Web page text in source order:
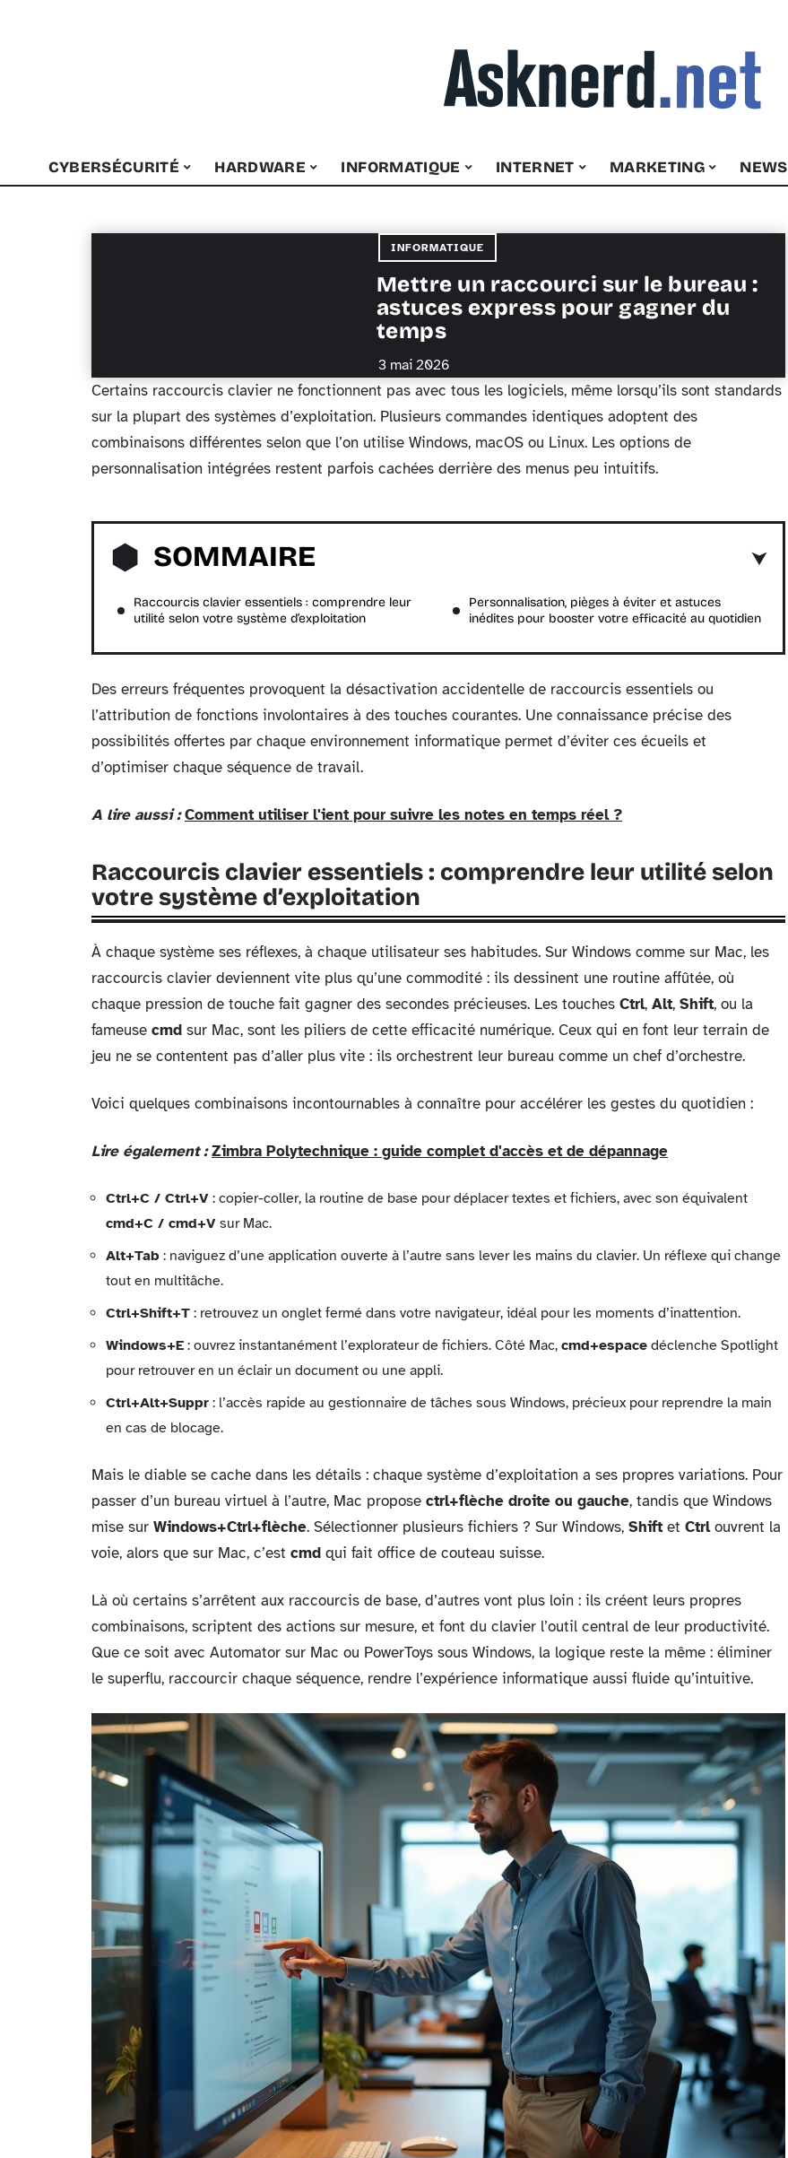
CYBERSÉCURITÉ HARDWARE INFORMATIQUE INTERNET MARKETING NEWS
INFORMATIQUE
Mettre un raccourci sur le bureau :
astuces express pour gagner du
temps
3 mai 2026
Certains raccourcis clavier ne fonctionnent pas avec tous les logiciels, même lorsqu’ils sont standards
sur la plupart des systèmes d’exploitation. Plusieurs commandes identiques adoptent des
combinaisons différentes selon que l’on utilise Windows, macOS ou Linux. Les options de
personnalisation intégrées restent parfois cachées derrière des menus peu intuitifs.
SOMMAIRE
Raccourcis clavier essentiels : comprendre leur
utilité selon votre système d’exploitation
Personnalisation, pièges à éviter et astuces
inédites pour booster votre efficacité au quotidien
Des erreurs fréquentes provoquent la désactivation accidentelle de raccourcis essentiels ou
l’attribution de fonctions involontaires à des touches courantes. Une connaissance précise des
possibilités offertes par chaque environnement informatique permet d’éviter ces écueils et
d’optimiser chaque séquence de travail.
A lire aussi : Comment utiliser l'ient pour suivre les notes en temps réel ?
Raccourcis clavier essentiels : comprendre leur utilité selon
votre système d’exploitation
À chaque système ses réflexes, à chaque utilisateur ses habitudes. Sur Windows comme sur Mac, les
raccourcis clavier deviennent vite plus qu’une commodité : ils dessinent une routine affûtée, où
chaque pression de touche fait gagner des secondes précieuses. Les touches Ctrl, Alt, Shift, ou la
fameuse cmd sur Mac, sont les piliers de cette efficacité numérique. Ceux qui en font leur terrain de
jeu ne se contentent pas d’aller plus vite : ils orchestrent leur bureau comme un chef d’orchestre.
Voici quelques combinaisons incontournables à connaître pour accélérer les gestes du quotidien :
Lire également : Zimbra Polytechnique : guide complet d'accès et de dépannage
Ctrl+C / Ctrl+V : copier-coller, la routine de base pour déplacer textes et fichiers, avec son équivalent
cmd+C / cmd+V sur Mac.
Alt+Tab : naviguez d’une application ouverte à l’autre sans lever les mains du clavier. Un réflexe qui change
tout en multitâche.
Ctrl+Shift+T : retrouvez un onglet fermé dans votre navigateur, idéal pour les moments d’inattention.
Windows+E : ouvrez instantanément l’explorateur de fichiers. Côté Mac, cmd+espace déclenche Spotlight
pour retrouver en un éclair un document ou une appli.
Ctrl+Alt+Suppr : l’accès rapide au gestionnaire de tâches sous Windows, précieux pour reprendre la main
en cas de blocage.
Mais le diable se cache dans les détails : chaque système d’exploitation a ses propres variations. Pour
passer d’un bureau virtuel à l’autre, Mac propose ctrl+flèche droite ou gauche, tandis que Windows
mise sur Windows+Ctrl+flèche. Sélectionner plusieurs fichiers ? Sur Windows, Shift et Ctrlouvrent la
voie, alors que sur Mac, c’est cmd qui fait office de couteau suisse.
Là où certains s’arrêtent aux raccourcis de base, d’autres vont plus loin : ils créent leurs propres
combinaisons, scriptent des actions sur mesure, et font du clavier l’outil central de leur productivité.
Que ce soit avec Automator sur Mac ou PowerToys sous Windows, la logique reste la même : éliminer
le superflu, raccourcir chaque séquence, rendre l’expérience informatique aussi fluide qu’intuitive.